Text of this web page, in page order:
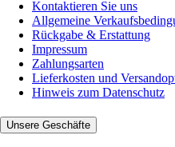
Kontaktieren Sie uns
Allgemeine
Rückgabe & Erstattung
Impressum
Zahlungsarten
Lieferkosten und
Hinweis zum Datenschutz
Unsere Geschäfte